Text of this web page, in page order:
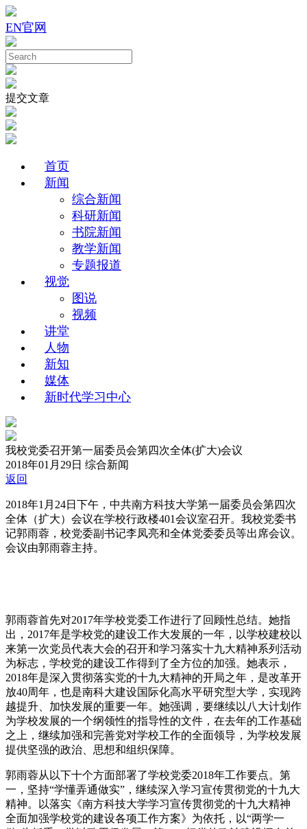
EN官网
提交文章
首页
新闻
综合新闻
科研新闻
书院新闻
教学新闻
专题报道
视觉
图说
视频
讲堂
人物
新知
媒体
新时代学习中心
我校党委召开第一届委员会第四次全体(扩大)会议
2018年01月29日 综合新闻
返回
2018年1月24日下午，中共南方科技大学第一届委员会第四次
全体（扩大）会议在学校行政楼401会议室召开。我校党委书
记郭雨蓉，校党委副书记李凤亮和全体党委委员等出席会议。
会议由郭雨蓉主持。
郭雨蓉首先对2017年学校党委工作进行了回顾性总结。她指
出，2017年是学校党的建设工作大发展的一年，以学校建校以
来第一次党员代表大会的召开和学习落实十九大精神系列活动
为标志，学校党的建设工作得到了全方位的加强。她表示，
2018年是深入贯彻落实党的十九大精神的开局之年，是改革开
放40周年，也是南科大建设国际化高水平研究型大学，实现跨
越提升、加快发展的重要一年。她强调，要继续以八大计划作
为学校发展的一个纲领性的指导性的文件，在去年的工作基础
之上，继续加强和完善党对学校工作的全面领导，为学校发展
提供坚强的政治、思想和组织保障。
郭雨蓉从以下十个方面部署了学校党委2018年工作要点。第
一，坚持“学懂弄通做实”，继续深入学习宣传贯彻党的十九大
精神。以落实《南方科技大学学习宣传贯彻党的十九大精神
全面加强学校党的建设各项工作方案》为依托，以“两学一